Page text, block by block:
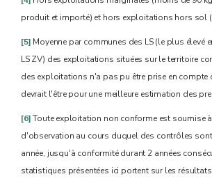
produit et importé) et hors exploitations hors sol
[5] Moyenne par communes des LS (le plus élevé
LS ZV) des exploitations situées sur le territoire
des exploitations n'a pas pu être prise en compte
devrait l'être pour une meilleure estimation des
[6]Toute exploitation non conforme est soumise
d'observation au cours duquel des contrôles
année, jusqu'à conformité durant 2 années
statistiques présentées ici portent sur les